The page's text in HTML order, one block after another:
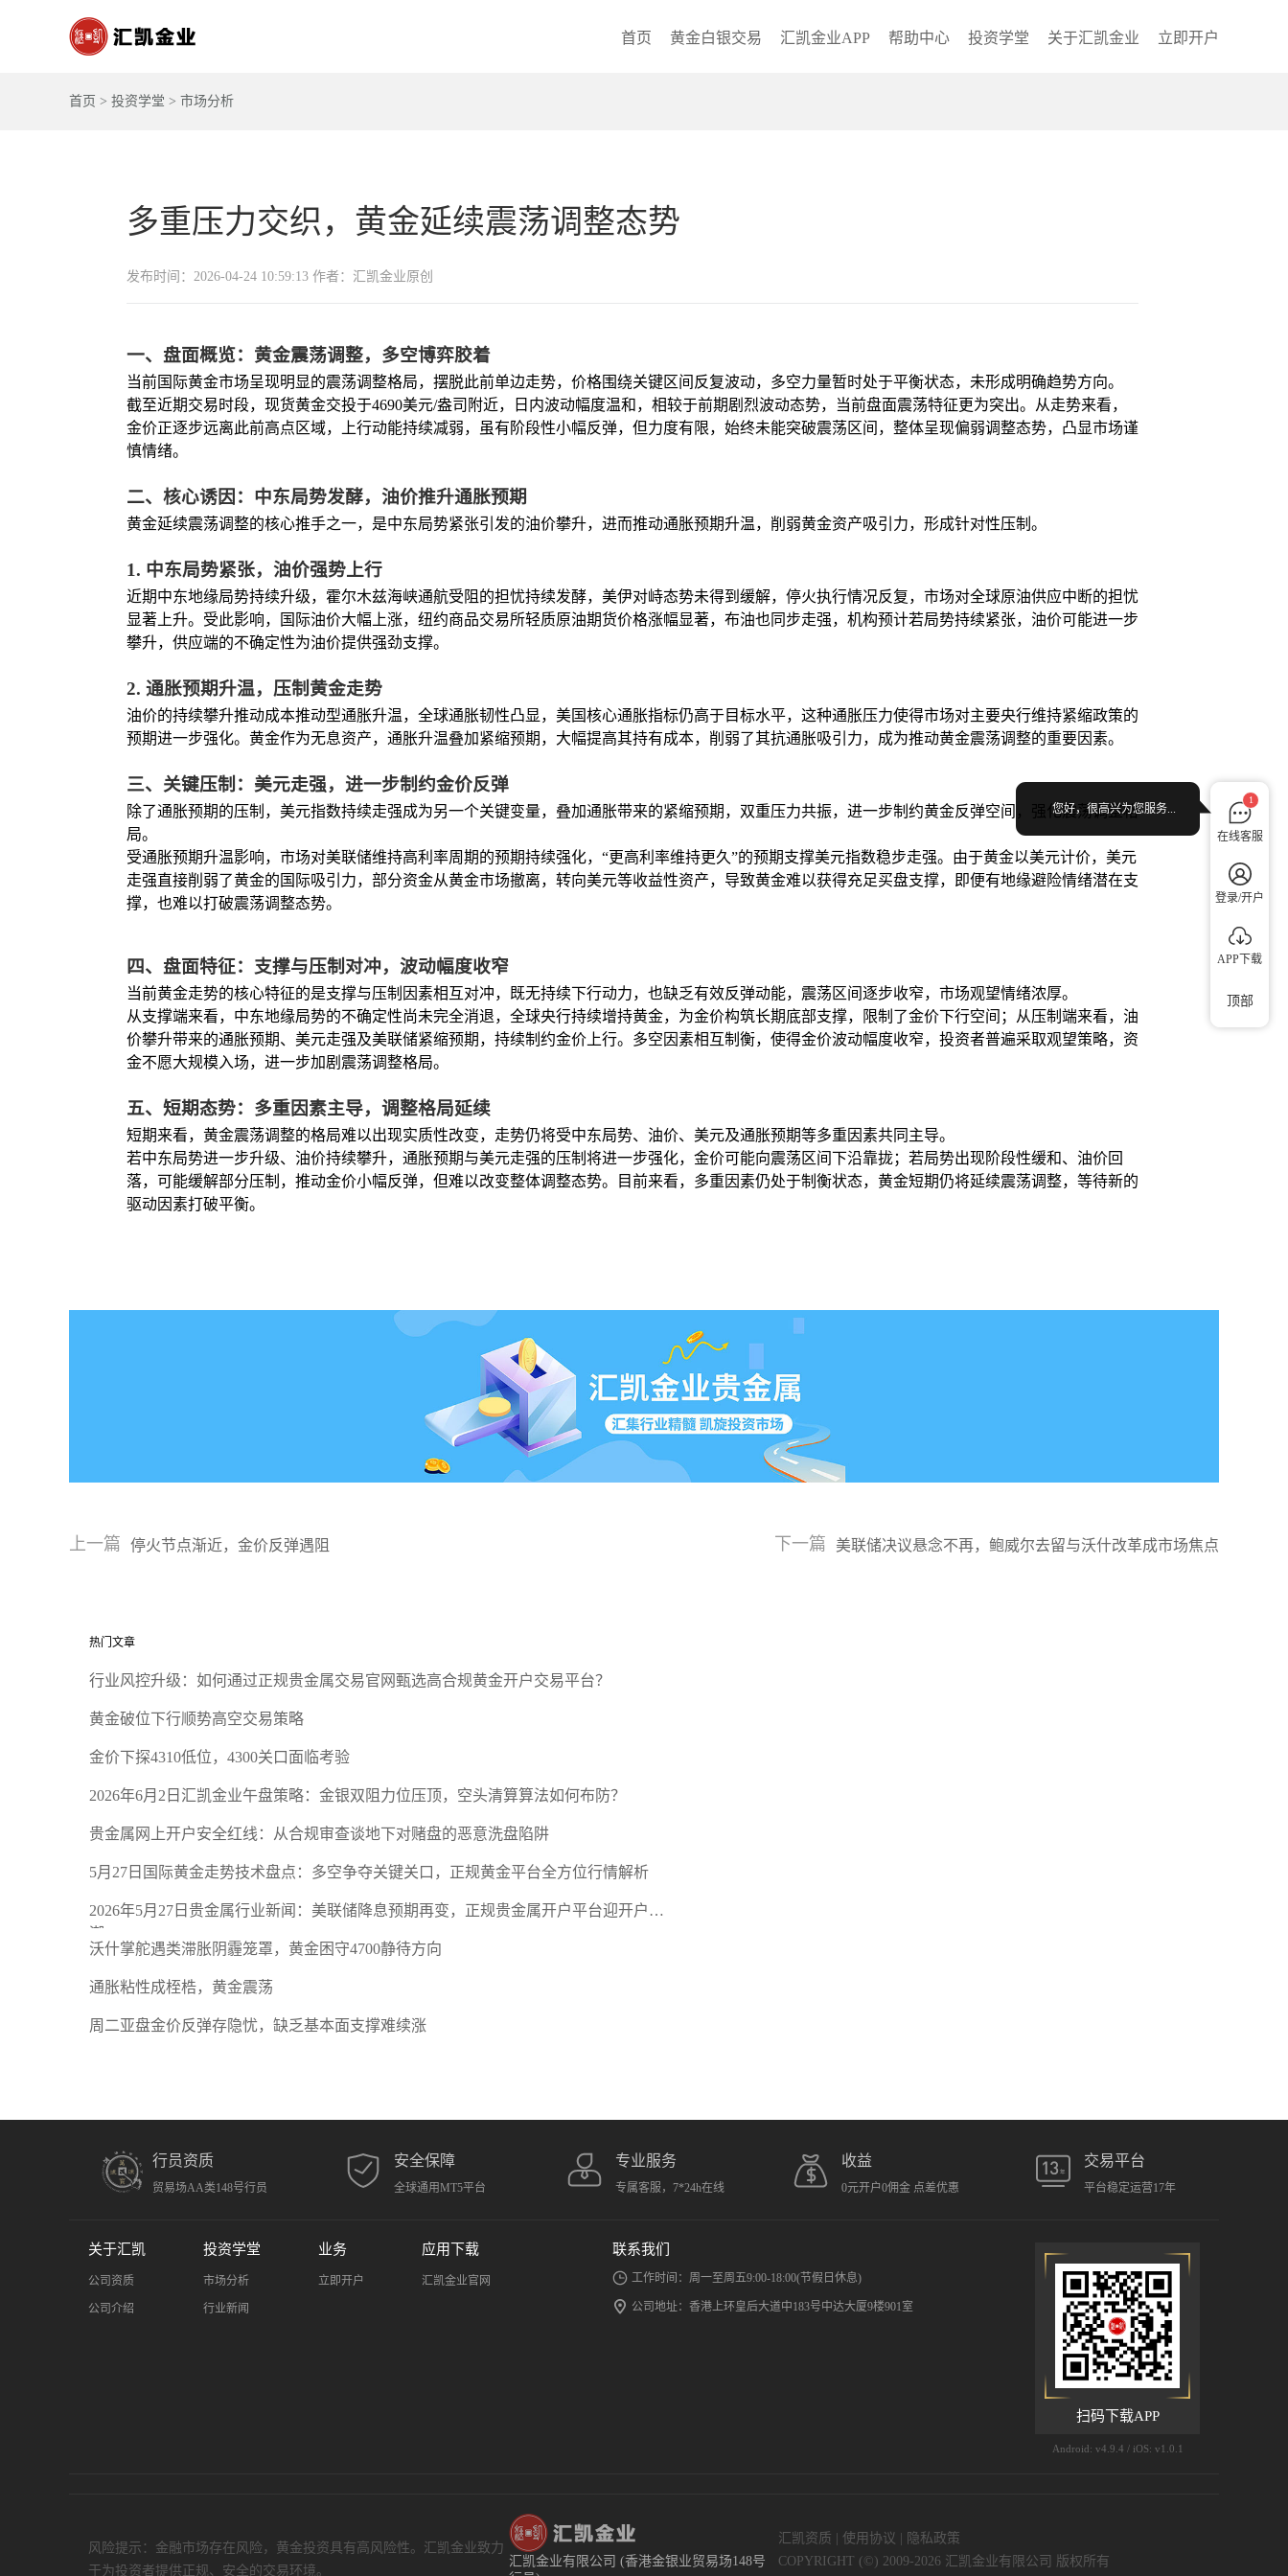
首页 黄金白银交易 汇凯金业APP 帮助中心 投资学堂 关于汇凯金业 立即开户
首页 > 投资学堂 > 市场分析
多重压力交织，黄金延续震荡调整态势
发布时间：2026-04-24 10:59:13 作者：汇凯金业原创
一、盘面概览：黄金震荡调整，多空博弈胶着
当前国际黄金市场呈现明显的震荡调整格局，摆脱此前单边走势，价格围绕关键区间反复波动，多空力量暂时处于平衡状态，未形成明确趋势方向。
截至近期交易时段，现货黄金交投于4690美元/盎司附近，日内波动幅度温和，相较于前期剧烈波动态势，当前盘面震荡特征更为突出。从走势来看，
金价正逐步远离此前高点区域，上行动能持续减弱，虽有阶段性小幅反弹，但力度有限，始终未能突破震荡区间，整体呈现偏弱调整态势，凸显市场谨
慎情绪。
二、核心诱因：中东局势发酵，油价推升通胀预期
黄金延续震荡调整的核心推手之一，是中东局势紧张引发的油价攀升，进而推动通胀预期升温，削弱黄金资产吸引力，形成针对性压制。
1. 中东局势紧张，油价强势上行
近期中东地缘局势持续升级，霍尔木兹海峡通航受阻的担忧持续发酵，美伊对峙态势未得到缓解，停火执行情况反复，市场对全球原油供应中断的担忧
显著上升。受此影响，国际油价大幅上涨，纽约商品交易所轻质原油期货价格涨幅显著，布油也同步走强，机构预计若局势持续紧张，油价可能进一步
攀升，供应端的不确定性为油价提供强劲支撑。
2. 通胀预期升温，压制黄金走势
油价的持续攀升推动成本推动型通胀升温，全球通胀韧性凸显，美国核心通胀指标仍高于目标水平，这种通胀压力使得市场对主要央行维持紧缩政策的
预期进一步强化。黄金作为无息资产，通胀升温叠加紧缩预期，大幅提高其持有成本，削弱了其抗通胀吸引力，成为推动黄金震荡调整的重要因素。
三、关键压制：美元走强，进一步制约金价反弹
除了通胀预期的压制，美元指数持续走强成为另一个关键变量，叠加通胀带来的紧缩预期，双重压力共振，进一步制约黄金反弹空间，强化震荡调整格
局。
受通胀预期升温影响，市场对美联储维持高利率周期的预期持续强化，“更高利率维持更久”的预期支撑美元指数稳步走强。由于黄金以美元计价，美元
走强直接削弱了黄金的国际吸引力，部分资金从黄金市场撤离，转向美元等收益性资产，导致黄金难以获得充足买盘支撑，即便有地缘避险情绪潜在支
撑，也难以打破震荡调整态势。
四、盘面特征：支撑与压制对冲，波动幅度收窄
当前黄金走势的核心特征的是支撑与压制因素相互对冲，既无持续下行动力，也缺乏有效反弹动能，震荡区间逐步收窄，市场观望情绪浓厚。
从支撑端来看，中东地缘局势的不确定性尚未完全消退，全球央行持续增持黄金，为金价构筑长期底部支撑，限制了金价下行空间；从压制端来看，油
价攀升带来的通胀预期、美元走强及美联储紧缩预期，持续制约金价上行。多空因素相互制衡，使得金价波动幅度收窄，投资者普遍采取观望策略，资
金不愿大规模入场，进一步加剧震荡调整格局。
五、短期态势：多重因素主导，调整格局延续
短期来看，黄金震荡调整的格局难以出现实质性改变，走势仍将受中东局势、油价、美元及通胀预期等多重因素共同主导。
若中东局势进一步升级、油价持续攀升，通胀预期与美元走强的压制将进一步强化，金价可能向震荡区间下沿靠拢；若局势出现阶段性缓和、油价回
落，可能缓解部分压制，推动金价小幅反弹，但难以改变整体调整态势。目前来看，多重因素仍处于制衡状态，黄金短期仍将延续震荡调整，等待新的
驱动因素打破平衡。
上一篇 停火节点渐近，金价反弹遇阻 下一篇 美联储决议悬念不再，鲍威尔去留与沃什改革成市场焦点
热门文章
行业风控升级：如何通过正规贵金属交易官网甄选高合规黄金开户交易平台？
黄金破位下行顺势高空交易策略
金价下探4310低位，4300关口面临考验
2026年6月2日汇凯金业午盘策略：金银双阻力位压顶，空头清算算法如何布防？
贵金属网上开户安全红线：从合规审查谈地下对赌盘的恶意洗盘陷阱
5月27日国际黄金走势技术盘点：多空争夺关键关口，正规黄金平台全方位行情解析
2026年5月27日贵金属行业新闻：美联储降息预期再变，正规贵金属开户平台迎开户热
潮
沃什掌舵遇类滞胀阴霾笼罩，黄金困守4700静待方向
通胀粘性成桎梏，黄金震荡
周二亚盘金价反弹存隐忧，缺乏基本面支撑难续涨
行员资质
贸易场AA类148号行员
安全保障
全球通用MT5平台
专业服务
专属客服，7*24h在线
收益
0元开户0佣金 点差优惠
交易平台
平台稳定运营17年
关于汇凯
公司资质
公司介绍
投资学堂
市场分析
行业新闻
业务
立即开户
应用下载
汇凯金业官网
联系我们
工作时间：周一至周五9:00-18:00(节假日休息)
公司地址：香港上环皇后大道中183号中达大厦9楼901室
扫码下载APP
Android: v4.9.4 / iOS: v1.0.1
1
在线客服
登录/开户
APP下载
您好，很高兴为您服务...
顶部
风险提示：金融市场存在风险，黄金投资具有高风险性。汇凯金业致力
于为投资者提供正规、安全的交易环境。
汇凯金业有限公司 (香港金银业贸易场148号
汇凯资质 使用协议
隐私政策
COPYRIGHT (©) 2009-2026 汇凯金业有限公司 版权所有